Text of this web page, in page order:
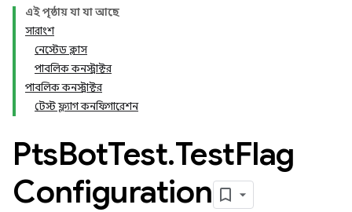
এই পৃষ্ঠায় যা যা আছে
সারাংশ
নেস্টেড ক্লাস
পাবলিক কনস্ট্রাক্টর
পাবলিক কনস্ট্রাক্টর
টেস্ট ফ্ল্যাগ কনফিগারেশন
PtsBotTest.TestFlag
Configuration